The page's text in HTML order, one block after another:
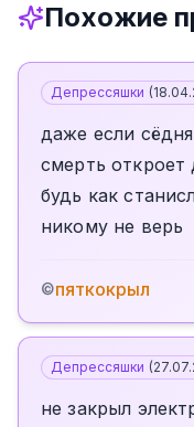
Похожие
Депрессяшки (
даже если сёдня
смерть откроет
будь как
никому не верь
©пяткокрыл
Депрессяшки (
не закрыл